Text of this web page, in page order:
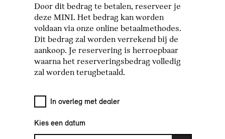
Door dit bedrag te betalen, reserveer je
deze MINI. Het bedrag kan worden
voldaan via onze online betaalmethodes.
Dit bedrag zal worden verrekend bij de
aankoop. Je reservering is herroepbaar
waarna het reserveringsbedrag volledig
zal worden terugbetaald.
In overleg met dealer
Kies een datum